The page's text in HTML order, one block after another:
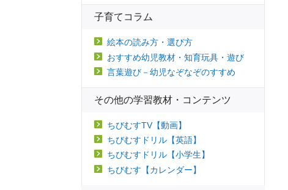
子育てコラム
絵本の読み方・選び方
おすすめ幼児教材・知育玩具・遊び
言葉遊び－幼児なぞなぞのすすめ
その他の学習教材・コンテンツ
ちびむすTV【動画】
ちびむすドリル【英語】
ちびむすドリル【小学生】
ちびむす【カレンダー】